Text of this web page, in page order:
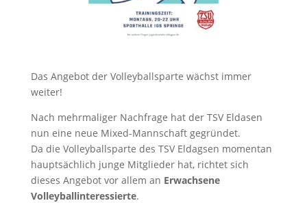
Das Angebot der Volleyballsparte wächst immer
weiter!
Nach mehrmaliger Nachfrage hat der TSV Eldasen
nun eine neue Mixed-Mannschaft gegründet.
Da die Volleyballsparte des TSV Eldagsen momentan
hauptsächlich junge Mitglieder hat, richtet sich
dieses Angebot vor allem an Erwachsene
Volleyballinteressierte.